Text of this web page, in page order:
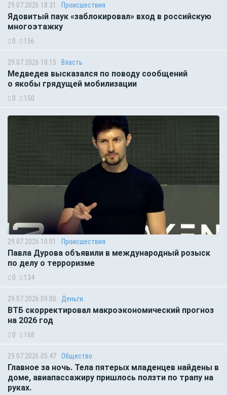
29.07.2026 18:31 Происшествия
Ядовитый паук «заблокировал» вход в российскую
многоэтажку
0 156
29.07.2026 18:15 Власть
Медведев высказался по поводу сообщений
о якобы грядущей мобилизации
0 150
29.07.2026 10:01 Происшествия
Павла Дурова объявили в международный розыск
по делу о терроризме
0 134
29.07.2026 09:00 Деньги
ВТБ скорректировал макроэкономический прогноз
на 2026 год
0 168
29.07.2026 05:47 Общество
Главное за ночь. Тела пятерых младенцев найдены в
доме, авиапассажиру пришлось ползти по трапу на
руках.